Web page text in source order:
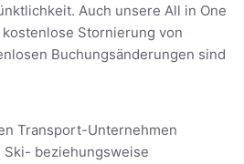
Auch unsere All in One
Stornierung von
Buchungsänderungen sind
Transport-Unternehmen
beziehungsweise